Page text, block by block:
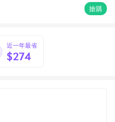
搶購
近一年最省
$274